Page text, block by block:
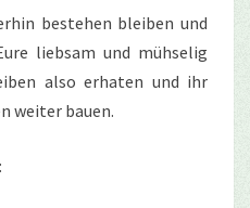
bestehen bleiben und
liebsam und mühselig
also erhaten und ihr
weiter bauen.